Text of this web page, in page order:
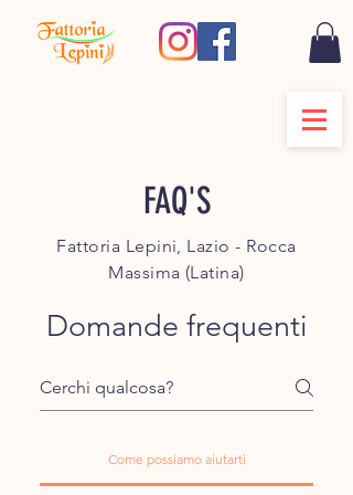
FAQ'S
Fattoria Lepini, Lazio - Rocca
Massima (Latina)
Domande frequenti
Come possiamo aiutarti